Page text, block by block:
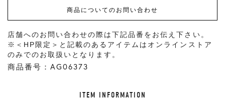
商品についてのお問い合わせ
店舗へのお問い合わせの際は下記品番をお伝え下さい。
※＜HP限定＞と記載のあるアイテムはオンラインストア
のみでのお取扱いとなります。
商品番号：AG06373
ITEM INFORMATION